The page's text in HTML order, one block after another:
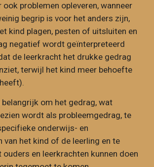
ook problemen opleveren, wanneer
begrip is voor het anders zijn,
kind plagen, pesten of uitsluiten en
negatief wordt geïnterpreteerd
de leerkracht het drukke gedrag
terwijl het kind meer behoefte
om het gedrag, wat
wordt als probleemgedrag, te
onderwijs- en
van het kind of de leerling en te
en leerkrachten kunnen doen